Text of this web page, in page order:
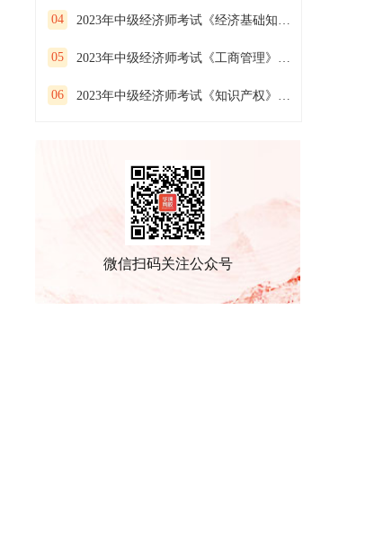
04 2023年中级经济师考试《经济基础知识》预习试卷（二）
05 2023年中级经济师考试《工商管理》预习试卷（三）
06 2023年中级经济师考试《知识产权》预习试卷（二）
微信扫码关注公众号